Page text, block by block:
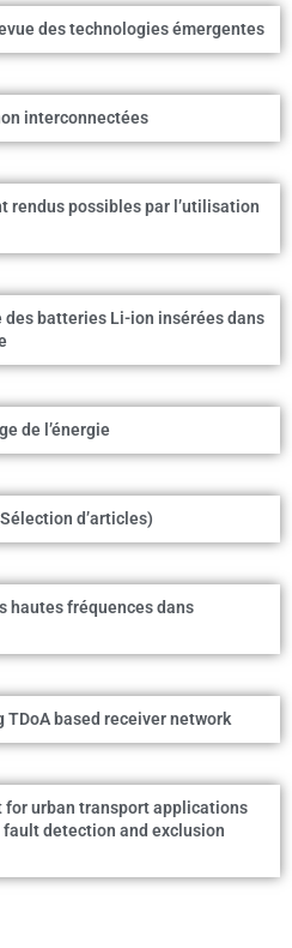
des technologies émergentes
interconnectées
rendus possibles par l’utilisation
batteries Li-ion insérées dans
de l’énergie
d’articles)
hautes fréquences dans
TDoA based receiver network
for urban transport applications
detection and exclusion